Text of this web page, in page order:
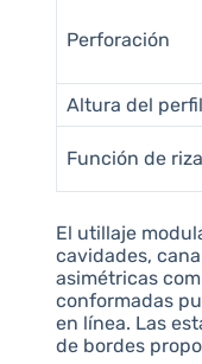
Perforación
Altura del perfil
Función de
El utillaje
cavidades,
asimétricas
conformadas
en línea. Las
de bordes